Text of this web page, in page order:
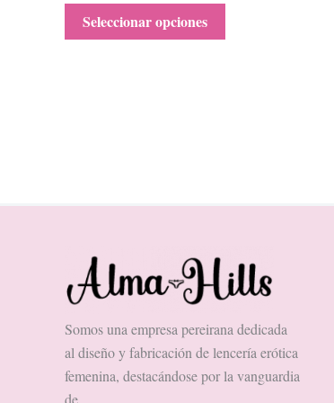
Seleccionar opciones
Somos una empresa pereirana dedicada
al diseño y fabricación de lencería erótica
femenina, destacándose por la vanguardia
de